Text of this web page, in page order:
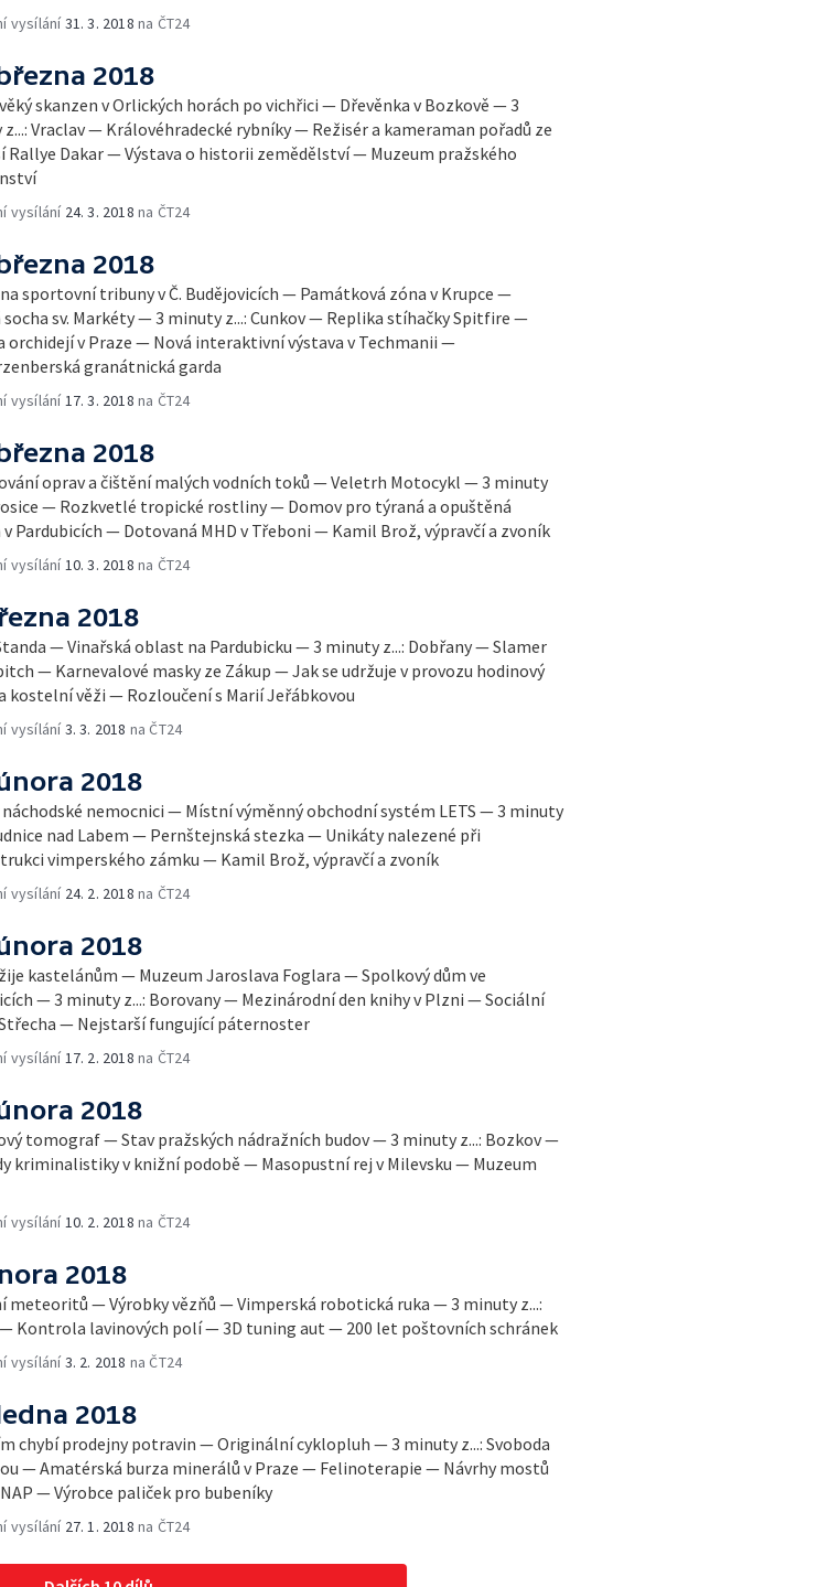
vysílání31. 3. 2018 na ČT24
2018
skanzen v Orlických horách po vichřici — Dřevěnka v Bozkově — 3
Vraclav — Královéhradecké rybníky — Režisér a kameraman pořadů ze
Rallye Dakar — Výstava o historii zemědělství — Muzeum pražského
vysílání 24. 3. 2018 na ČT24
2018
sportovní tribuny v Č. Budějovicích — Památková zóna v Krupce —
socha sv. Markéty — 3 minuty z...: Cunkov — Replika stíhačky Spitfire —
orchidejí v Praze — Nová interaktivní výstava v Techmanii —
granátnická garda
vysílání 17. 3. 2018 na ČT24
2018
oprav a čištění malých vodních toků — Veletrh Motocykl — 3 minuty
— Rozkvetlé tropické rostliny — Domov pro týraná a opuštěná
Pardubicích — Dotovaná MHD v Třeboni — Kamil Brož, výpravčí a zvoník
vysílání 10. 3. 2018 na ČT24
2018
— Vinařská oblast na Pardubicku — 3 minuty z...: Dobřany — Slamer
— Karnevalové masky ze Zákup — Jak se udržuje v provozu hodinový
kostelní věži — Rozloučení s Marií Jeřábkovou
vysílání3. 3. 2018 na ČT24
2018
náchodské nemocnici — Místní výměnný obchodní systém LETS — 3 minuty
nad Labem — Pernštejnská stezka — Unikáty nalezené při
vimperského zámku — Kamil Brož, výpravčí a zvoník
vysílání 24. 2. 2018 na ČT24
2018
kastelánům — Muzeum Jaroslava Foglara — Spolkový dům ve
— 3 minuty z...: Borovany — Mezinárodní den knihy v Plzni — Sociální
— Nejstarší fungující páternoster
vysílání 17. 2. 2018 na ČT24
2018
tomograf — Stav pražských nádražních budov — 3 minuty z...: Bozkov —
kriminalistiky v knižní podobě — Masopustní rej v Milevsku — Muzeum
vysílání 10. 2. 2018 na ČT24
2018
meteoritů — Výrobky vězňů — Vimperská robotická ruka — 3 minuty z...:
Kontrola lavinových polí — 3D tuning aut — 200 let poštovních schránek
vysílání3. 2. 2018 na ČT24
2018
chybí prodejny potravin — Originální cyklopluh — 3 minuty z...: Svoboda
— Amatérská burza minerálů v Praze — Felinoterapie — Návrhy mostů
— Výrobce paliček pro bubeníky
vysílání 27. 1. 2018 na ČT24